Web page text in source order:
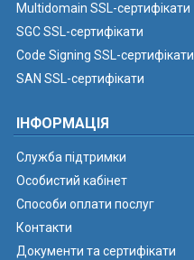
Multidomain SSL-сертифікати
SGC SSL-сертифікати
Code Signing SSL-сертифікати
SAN SSL-сертифікати
ІНФОРМАЦІЯ
Служба підтримки
Особистий кабінет
Способи оплати послуг
Контакти
Документи та сертифікати